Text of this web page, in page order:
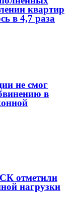
квартир
в 4,7 раза
не смог
в
отметили
нагрузки